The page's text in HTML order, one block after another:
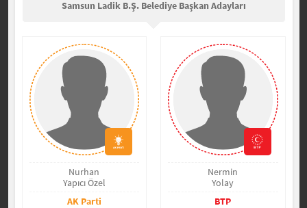
Samsun Ladik B.Ş. Belediye Başkan Adayları
Nurhan
Yapıcı Özel
AK Parti
Nermin
Yolay
BTP